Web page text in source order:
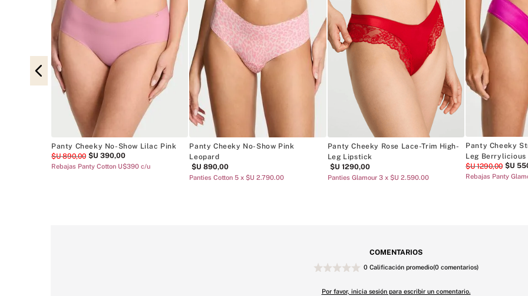
Panty Cheeky No-Show Lilac Pink
$U 890,00 $U 390,00
Rebajas Panty Cotton U$390 c/u
Panty Cheeky No-Show Pink
Leopard
$U 890,00
Panties Cotton 5 x $U 2.790.00
Panty Cheeky Rose Lace-Trim High-
Leg Lipstick
$U 1290,00
Panties Glamour 3 x $U 2.590.00
Panty Cheeky
Leg Berrylicious
$U 1290,00 $U
Rebajas Panty
COMENTARIOS
0 Calificación promedio(0 comentarios)
Por favor, inicia sesión para escribir un comentario.